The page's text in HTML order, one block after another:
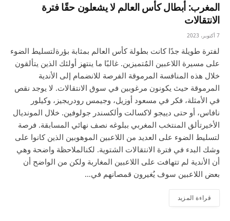
المغرب: أبطال كأس العالم لا يشعلون حقًا فترة
الانتقالات
7 أكتوبر، 2023
لفترة طويلة جدًا كانت بطولة كأس العالم بمثابة بؤرةلتسليط الضوء
على مسيرة اللاعبين المُتميزين. غالبًا ما ينتهز أولئك الذين يتألقون
خلال هذه المنافسة المرموقة الفرصة للانضمام إلى الأندية
المرموقة حيث يكونون مرغوبين في سوق الانتقالات. لا يوجد نقص
في الأمثلة، فكر في مسعود أوزيل، وجيمس رودريجيز، وكيلور
نافاس، أو حتى دييجو لاكسالت وألكسندر جولوفين. خلال المونديال
الأخيرتألق المنتخب المغربي ببلوغه نصف نهائي المسابقة. فرصة
لتسليط الضوء على العديد من اللاعبين الموهوبين الذين كانوا على
وشك البدء في فترة الانتقالات الشتوية. لكنالملاحظة واضحة وهي
أن الأندية لم تتهافت على اللاعبين المغاربة ولكن من الواضح أن
بعض اللاعبين سوف يُغيرون قمصانهم في…
قراءة المزيد